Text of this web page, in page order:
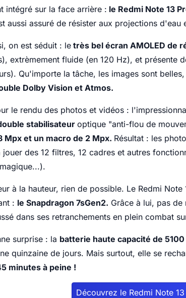
intégré sur la face arrière : le Redmi Note 13
aussi assuré de résister aux projections d'eau
on est séduit : le très bel écran AMOLED de
extrèmement fluide (en 120 Hz), et présente
Qu'importe la tâche, les images sont
Dolby Vision et Atmos.
le rendu des photos et vidéos :
stabilisateur optique "anti-flou de
Mpx et un macro de 2 Mpx. Résultat : les
des 12 filtres, 12 cadres et autres
à la hauteur, rien de possible. Le Redmi
: le Snapdragon 7sGen2. Grâce à lui, pas
dans ses retranchements en plein combat
surprise : la batterie haute capacité de
quinzaine de jours. Mais surtout, elle se
minutes à peine !
Découvrez le Redmi Note